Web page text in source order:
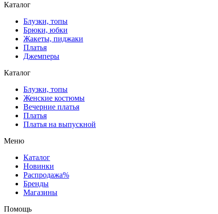
Каталог
Блузки, топы
Брюки, юбки
Жакеты, пиджаки
Платья
Джемперы
Каталог
Блузки, топы
Женские костюмы
Вечерние платья
Платья
Платья на выпускной
Меню
Каталог
Новинки
Распродажа%
Бренды
Магазины
Помощь